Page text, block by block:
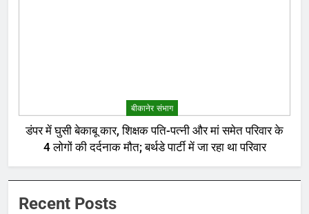
बीकानेर संभाग
डंपर में घुसी बेकाबू कार, शिक्षक पति-पत्नी और मां समेत परिवार के
4 लोगों की दर्दनाक मौत; बर्थडे पार्टी में जा रहा था परिवार
Recent Posts